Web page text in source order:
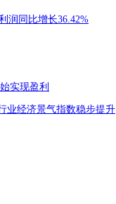
润同比增长36.42%
实现盈利
业经济景气指数稳步提升